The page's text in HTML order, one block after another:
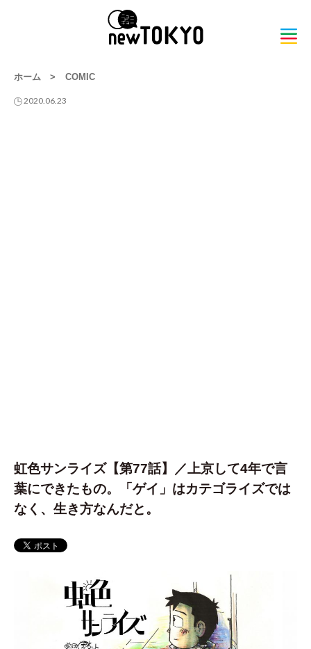
ホーム > COMIC
2020.06.23
虹色サンライズ【第77話】／上京して4年で言
葉にできたもの。「ゲイ」はカテゴライズでは
なく、生き方なんだと。